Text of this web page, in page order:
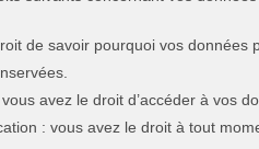
de savoir pourquoi vos
vous avez le droit d’accéder à vos
: vous avez le droit à tout